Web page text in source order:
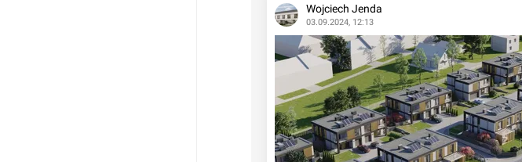
Wojciech Jenda
03.09.2024, 12:13